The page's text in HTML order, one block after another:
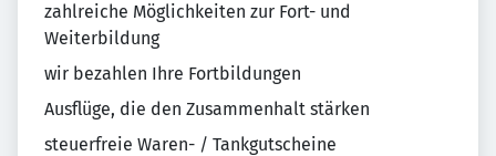
zahlreiche Möglichkeiten zur Fort- und
Weiterbildung
wir bezahlen Ihre Fortbildungen
Ausflüge, die den Zusammenhalt stärken
steuerfreie Waren- / Tankgutscheine